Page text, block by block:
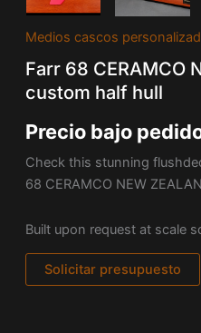
Medios cascos
Farr 68 CERAMCO
custom half hull
Precio bajo
Check this stunning
68 CERAMCO NEW
Built upon request at scale
Solicitar presupuesto